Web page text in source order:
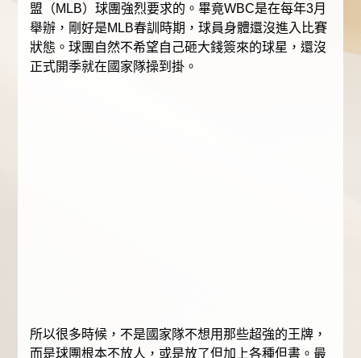
盟（MLB）球團強烈要求的。畢竟WBC是在每年3月
舉辦，剛好是MLB春訓時期，球員身體還沒進入比賽
狀態。球團自然不希望自己砸大錢簽來的球星，還沒
正式開季就在國家隊操到掛。
所以很多時候，不是國家隊不想用那些超強的王牌，
而是球團根本不放人，或是放了但加上各種但書。最